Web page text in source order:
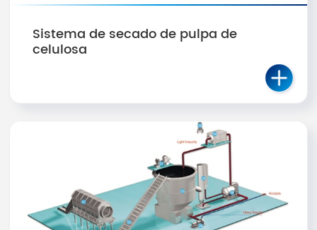
Sistema de secado de pulpa de
celulosa